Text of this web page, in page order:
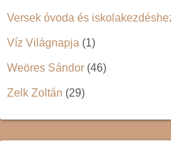
Versek óvoda és
Víz Világnapja (1)
Weöres Sándor (46)
Zelk Zoltán (29)